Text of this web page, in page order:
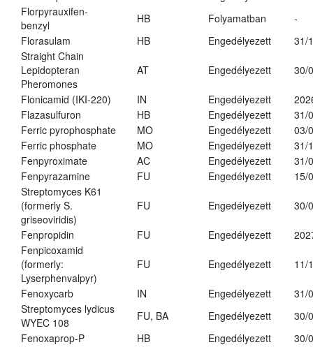
Florpyrauxifen-
benzyl
HB Folyamatban
-
Florasulam
HB Engedélyezett
31/
Straight Chain
Lepidopteran
Pheromones
AT Engedélyezett 30/
Flonicamid (IKI-220) IN Engedélyezett
Flazasulfuron
HB Engedélyezett
31/
Ferric pyrophosphate
MO Engedélyezett
03/
Ferric phosphate
MO Engedélyezett
31/
Fenpyroximate
AC Engedélyezett
31/
Fenpyrazamine
FU Engedélyezett
15/
Streptomyces K61
(formerly S.
griseoviridis)
FU Engedélyezett 30/
Fenpropidin FU Engedélyezett
Fenpicoxamid
(formerly:
Lyserphenvalpyr)
FU Engedélyezett 11/
Fenoxycarb IN Engedélyezett
31/
Streptomyces lydicus
WYEC 108
FU, BA Engedélyezett
30/
Fenoxaprop-P
HB Engedélyezett
30/